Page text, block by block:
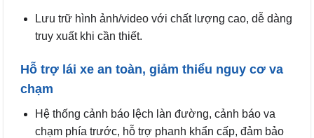
Lưu trữ hình ảnh/video với chất lượng cao, dễ dàng
truy xuất khi cần thiết.
Hỗ trợ lái xe an toàn, giảm thiểu nguy cơ va
chạm
Hệ thống cảnh báo lệch làn đường, cảnh báo va
chạm phía trước, hỗ trợ phanh khẩn cấp, đảm bảo